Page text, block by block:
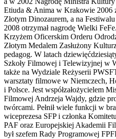
Etiuda & Anima w Krakowie 2006
Złotym Dinozaurem, a na
2008 otrzymał nagrodę Wielki
Krzyżem Oficerskim Orderu
Złotym Medalem Zasłużony
pedagog. W latach
Szkoły Filmowej i Telewizyjnej w
także na Wydziale Reżyserii
warsztaty filmowe w Niemczech,
i Polsce. Jest współzałożycielem
Filmowej Andrzeja Wajdy, gdzie
twórcami. Pełnił wiele funkcji w
wiceprezesa SFP i członka
PAF oraz Europejskiej Akademii
był szefem Rady Programowej